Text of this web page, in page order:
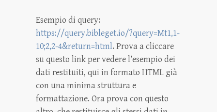
Esempio di query:
https://query.bibleget.io/?query=Mt1,1-
10;2,2-4&return=html. Prova a cliccare
su questo link per vedere l’esempio dei
dati restituiti, qui in formato HTML già
con una minima struttura e
formattazione. Ora prova con questo